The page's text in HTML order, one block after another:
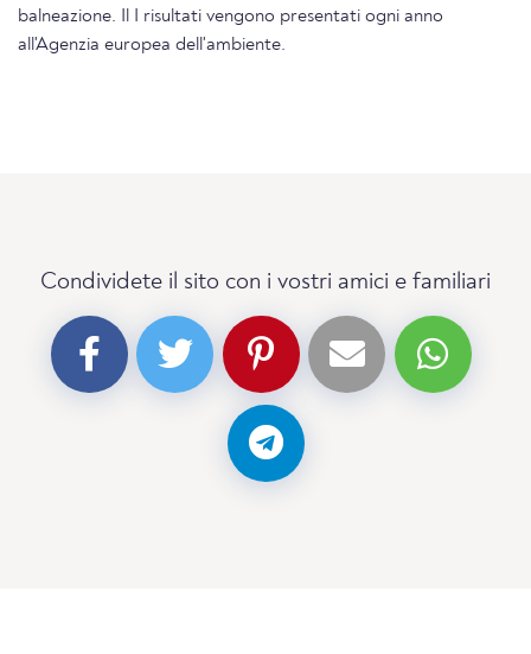
balneazione. Il I risultati vengono presentati ogni anno
all'Agenzia europea dell'ambiente.
Condividete il sito con i vostri amici e familiari